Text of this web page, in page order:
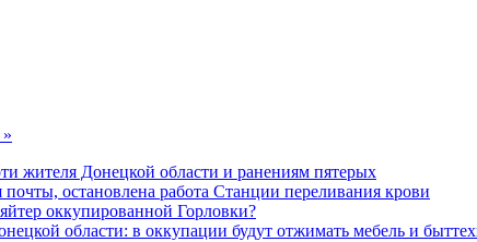
жителя Донецкой области и ранениям пятерых
остановлена работа Станции переливания крови
оккупированной Горловки?
области: в оккупации будут отжимать мебель и